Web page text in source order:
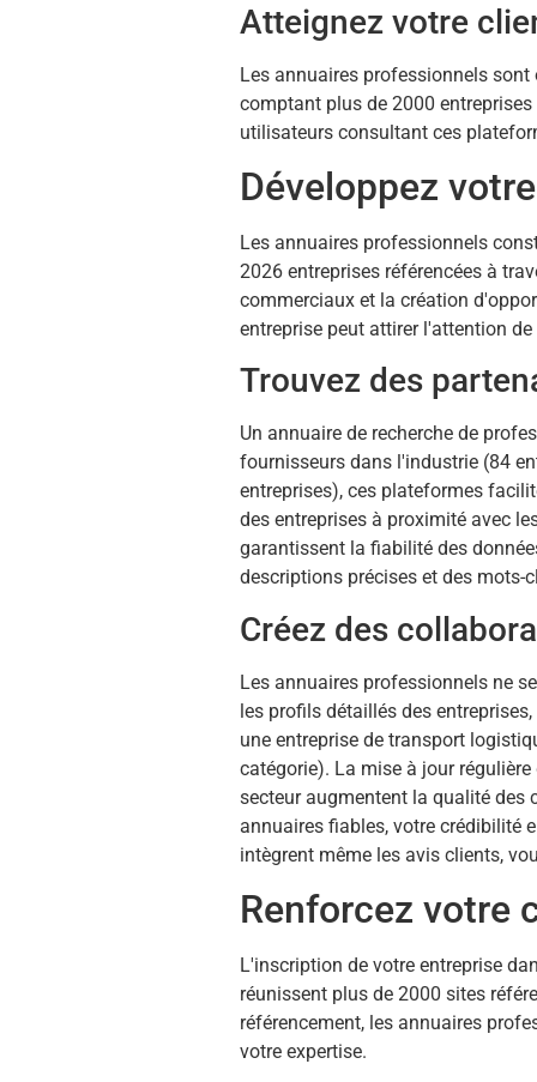
Atteignez votre
Les annuaires professionnels
comptant plus de 2000
utilisateurs consultant ces
Développez
Les annuaires professionnels
2026 entreprises référencées à
commerciaux et la création
entreprise peut attirer l'attention
Trouvez des
Un annuaire de recherche de
fournisseurs dans l'industrie (84
entreprises), ces plateformes
des entreprises à proximité avec
garantissent la fiabilité des
descriptions précises et des mots-
Créez des
Les annuaires professionnels ne
les profils détaillés des
une entreprise de transport
catégorie). La mise à jour
secteur augmentent la qualité des
annuaires fiables, votre crédibilité
intègrent même les avis clients,
Renforcez votre
L'inscription de votre entreprise
réunissent plus de 2000 sites
référencement, les annuaires
votre expertise.